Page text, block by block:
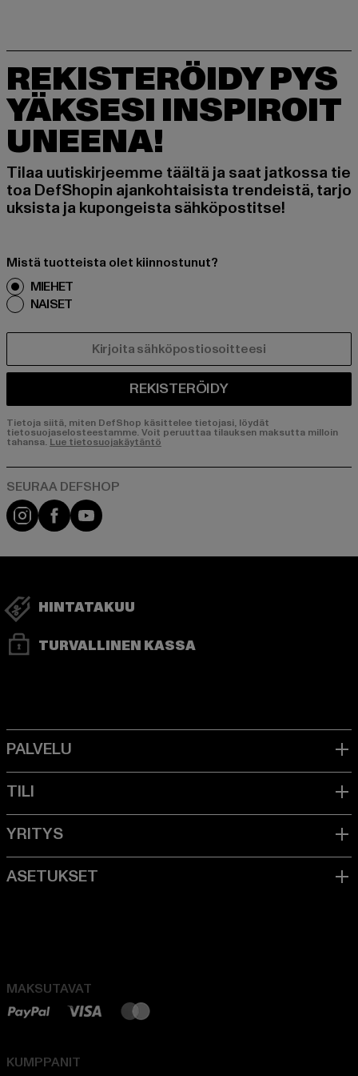
REKISTERÖIDY PYS
YÄKSESI INSPIROIT
UNEENA!
Tilaa uutiskirjeemme täältä ja saat jatkossa tie
toa DefShopin ajankohtaisista trendeistä, tarjo
uksista ja kupongeista sähköpostitse!
Mistä tuotteista olet kiinnostunut?
MIEHET
NAISET
REKISTERÖIDY
Tietoja siitä, miten DefShop käsittelee tietojasi, löydät
tietosuojaselosteestamme. Voit peruuttaa tilauksen maksutta milloin
tahansa. Lue tietosuojakäytäntö
Visit our Instagram page:
Visit our Facebook page:
Visit our YouTube channel:
HINTATAKUU
TURVALLINEN KASSA
MAKSUTAVAT
KUMPPANIT